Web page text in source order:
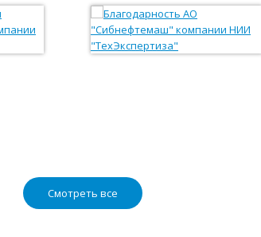
Смотреть все